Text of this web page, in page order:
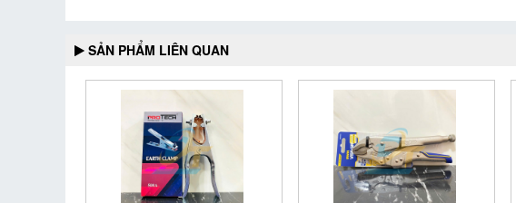
SẢN PHẨM LIÊN QUAN